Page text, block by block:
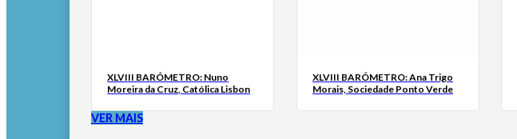
XLVIII BARÓMETRO: Nuno
Moreira da Cruz, Católica Lisbon
XLVIII BARÓMETRO: Ana Trigo
Morais, Sociedade Ponto Verde
VER MAIS